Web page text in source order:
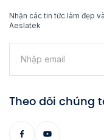
Nhận các tin tức làm đẹp
Aeslatek
Theo dõi chúng